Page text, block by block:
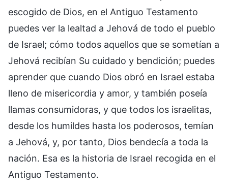
escogido de Dios, en el Antiguo Testamento
puedes ver la lealtad a Jehová de todo el pueblo
de Israel; cómo todos aquellos que se sometían a
Jehová recibían Su cuidado y bendición; puedes
aprender que cuando Dios obró en Israel estaba
lleno de misericordia y amor, y también poseía
llamas consumidoras, y que todos los israelitas,
desde los humildes hasta los poderosos, temían
a Jehová, y, por tanto, Dios bendecía a toda la
nación. Esa es la historia de Israel recogida en el
Antiguo Testamento.